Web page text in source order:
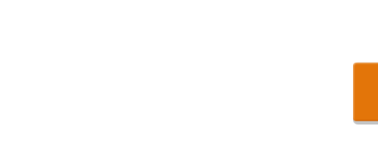
が、本サイトを利用し
第2条　（利用者の責任）
1. 利用者は、自らの意
2. 利用者は、登録の際
は、速やかに自らの責